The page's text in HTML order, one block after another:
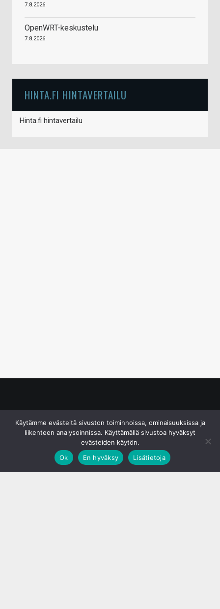
7.8.2026
OpenWRT-keskustelu
7.8.2026
HINTA.FI HINTAVERTAILU
Hinta.fi hintavertailu
Käytämme evästeitä sivuston toiminnoissa, ominaisuuksissa ja
liikenteen analysoinnissa. Käyttämällä sivustoa hyväksyt
evästeiden käytön.
Ok
En hyväksy Lisätietoja